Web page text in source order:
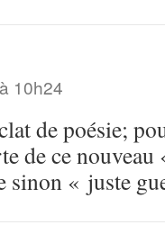
10h24
de poésie;
de ce
sinon « juste